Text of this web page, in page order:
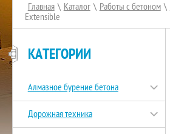
Главная \ Каталог \ Работы с бетоном \
Extensible
КАТЕГОРИИ
Алмазное бурение бетона
Дорожная техника